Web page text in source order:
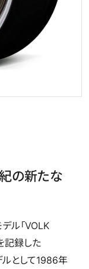
の新たな
ル「VOLK
記録した
ルとして1986年